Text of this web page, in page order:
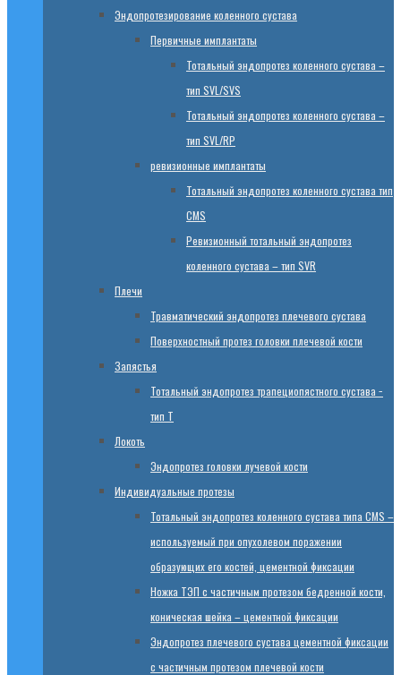
Эндопротезированиe коленного сустава
Первичные имплантаты
Тотальный эндопротез коленного сустава –
тип SVL/SVS
Тотальный эндопротез коленного сустава –
тип SVL/RP
ревизионные имплантаты
Тотальный эндопротез коленного сустава тип
CMS
Ревизионный тотальный эндопротез
коленного сустава – тип SVR
Плечи
Травматический эндопротез плечевого сустава
Поверхностный протез головки плечевой кости
Запястья
Тотальный эндопротез трапециопястного сустава −
тип T
Локоть
Эндопротез головки лучевой кости
Индивидуальные протезы
Тотальный эндопротез коленного сустава типа CMS –
используемый при опухолевом поражении
образующих его костей, цементной фиксации
Ножка ТЭП с частичным протезом бедренной кости,
коническая шейка – цементной фиксации
Эндопротез плечевого сустава цементной фиксации
с частичным протезом плечевой кости